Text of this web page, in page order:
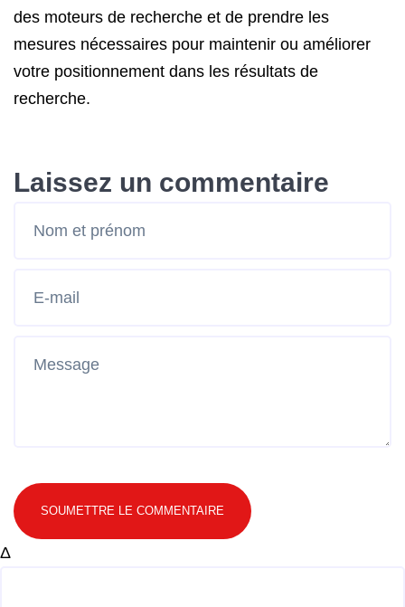
des moteurs de recherche et de prendre les
mesures nécessaires pour maintenir ou améliorer
votre positionnement dans les résultats de
recherche.
Laissez un commentaire
SOUMETTRE LE COMMENTAIRE
Δ